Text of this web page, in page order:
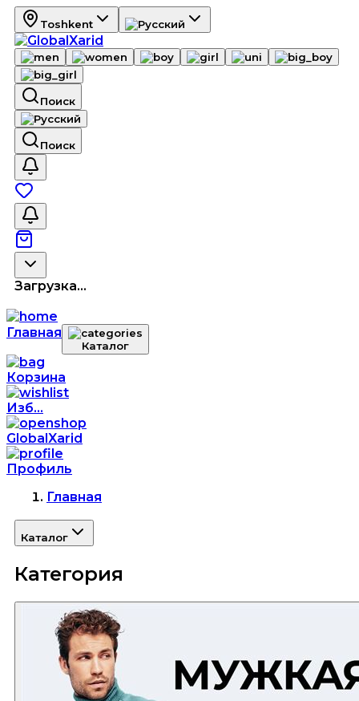
Toshkent
Поиск
Поиск
Загрузка...
Главная
Каталог
Корзина
Изб...
GlobalXarid
Профиль
Главная
Каталог
Категория